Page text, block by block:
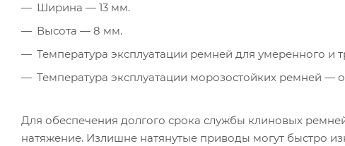
Ширина — 13 мм.
Высота — 8 мм.
Температура эксплуатации ремней для умеренного и
Температура эксплуатации морозостойких ремней —
Для обеспечения долгого срока службы клиновых
натяжение. Излишне натянутые приводы могут быстро